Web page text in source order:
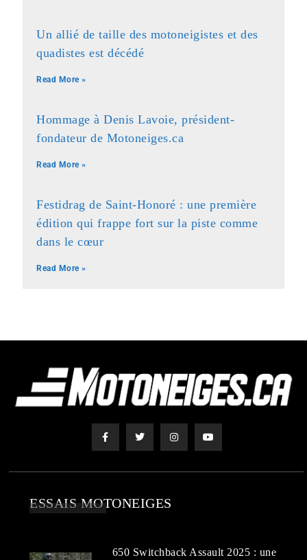
Un allié de taille des motoneigistes et des
quadistes est décédé
Read More »
Hommage à Denis Lavoie, président-
fondateur de Motoneiges.ca
Read More »
Festidrag de Saint-Honoré : une première
édition qui frappe fort sur la piste comme
dans le cœur
Read More »
ESSAIS MOTONEIGES
650 Switchback Assault 2025 : une